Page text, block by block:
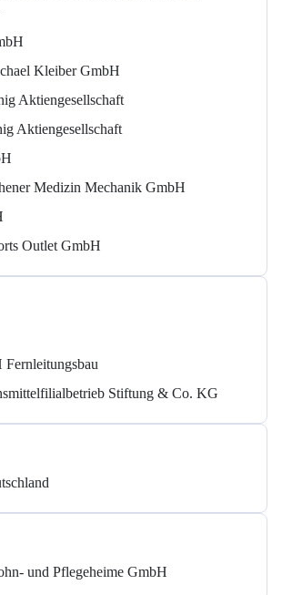
Kleiber GmbH
Aktiengesellschaft
Aktiengesellschaft
Medizin Mechanik GmbH
Outlet GmbH
Stiftung & Co. KG
und Pflegeheime GmbH